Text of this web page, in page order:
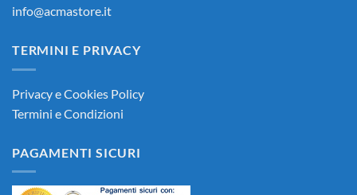
info@acmastore.it
TERMINI E PRIVACY
Privacy e Cookies Policy
Termini e Condizioni
PAGAMENTI SICURI